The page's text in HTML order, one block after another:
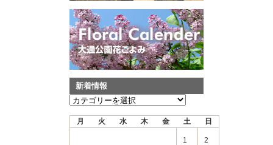
新着情報
新
月 火 水 木 金 土 日
1 2